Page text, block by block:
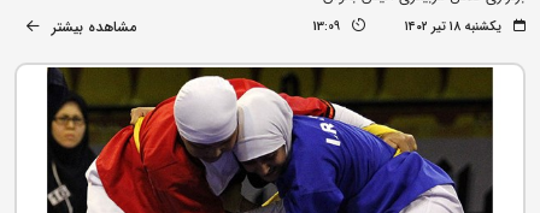
یکشنبه ۱۸ تیر ۱۴۰۲ 13:09 مشاهده بیشتر